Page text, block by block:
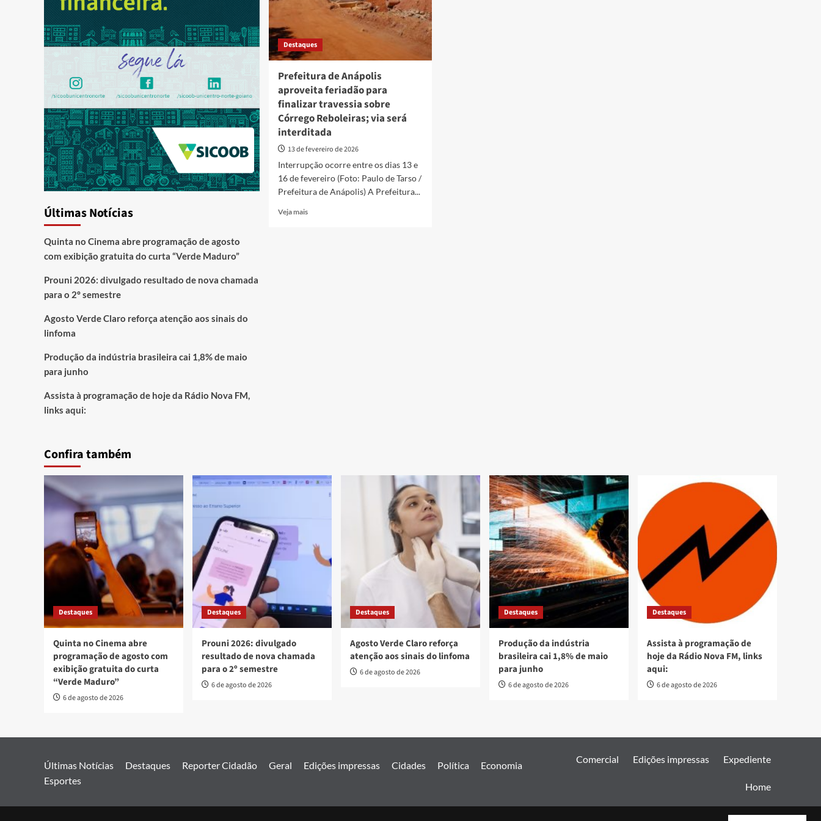
Destaques
Prefeitura de Anápolis
aproveita feriadão para
finalizar travessia sobre
Córrego Reboleiras; via será
interditada
13 de fevereiro de 2026
Interrupção ocorre entre os dias 13 e
16 de fevereiro (Foto: Paulo de Tarso /
Prefeitura de Anápolis) A Prefeitura...
Veja maisRead
Últimas Notícias
Quinta no Cinema abre programação de agosto
com exibição gratuita do curta “Verde Maduro”
Prouni 2026: divulgado resultado de nova chamada
para o 2º semestre
Agosto Verde Claro reforça atenção aos sinais do
linfoma
Produção da indústria brasileira cai 1,8% de maio
para junho
Assista à programação de hoje da Rádio Nova FM,
links aqui:
Confira também
Destaques
Quinta no Cinema abre
programação de agosto com
exibição gratuita do curta
“Verde Maduro”
6 de agosto de 2026
Destaques
Prouni 2026: divulgado
resultado de nova chamada
para o 2º semestre
6 de agosto de 2026
Destaques
Agosto Verde Claro reforça
atenção aos sinais do linfoma
6 de agosto de 2026
Destaques
Produção da indústria
brasileira cai 1,8% de maio
para junho
6 de agosto de 2026
Destaques
Assista à programação de
hoje da Rádio Nova FM, links
aqui:
6 de agosto de 2026
Últimas Notícias Destaques Reporter Cidadão Geral Edições impressas Cidades Política
Economia
Esportes
Comercial Edições impressas Expediente
Home